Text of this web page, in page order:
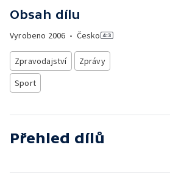
Obsah dílu
Vyrobeno 2006 • Česko
Zpravodajství
Zprávy
Sport
Přehled dílů